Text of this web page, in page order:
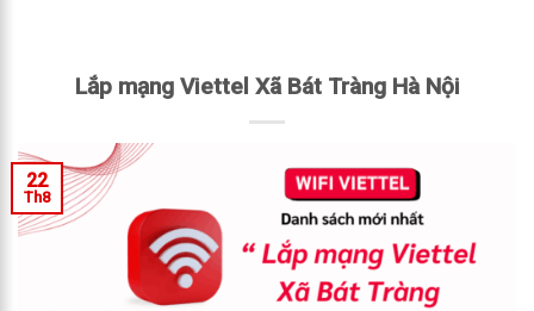
Lắp mạng Viettel Xã Bát Tràng Hà Nội
22
Th8